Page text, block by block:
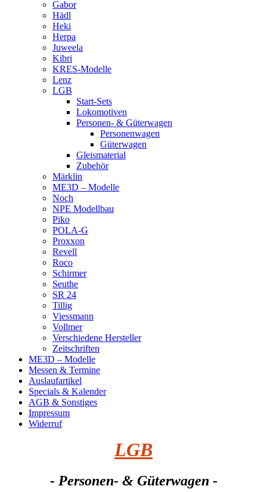
Gabor
Hädl
Heki
Herpa
Juweela
Kibri
KRES-Modelle
Lenz
LGB
Start-Sets
Lokomotiven
Personen- & Güterwagen
Personenwagen
Güterwagen
Gleismaterial
Zubehör
Märklin
ME3D – Modelle
Noch
NPE Modellbau
Piko
POLA-G
Proxxon
Revell
Roco
Schirmer
Seuthe
SR 24
Tillig
Viessmann
Vollmer
Verschiedene Hersteller
Zeitschriften
ME3D – Modelle
Messen & Termine
Auslaufartikel
Specials & Kalender
AGB & Sonstiges
Impressum
Widerruf
LGB
- Personen- & Güterwagen -